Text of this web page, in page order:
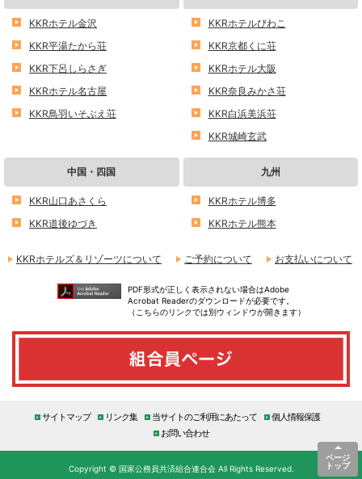
KKRホテル金沢
KKR平湯たから荘
KKR下呂しらさぎ
KKRホテル名古屋
KKR鳥羽いそぶえ荘
KKRホテルびわこ
KKR京都くに荘
KKRホテル大阪
KKR奈良みかさ荘
KKR白浜美浜荘
KKR城崎玄武
中国・四国
KKR山口あさくら
KKR道後ゆづき
九州
KKRホテル博多
KKRホテル熊本
KKRホテルズ＆リゾーツについて ご予約について お支払いについて
PDF形式が正しく表示されない場合はAdobe
Acrobat Readerのダウンロードが必要です。
（こちらのリンクでは別ウィンドウが開きます）
ページ
トップ
サイトマップ リンク集 当サイトのご利用にあたって
個人情報保護
お問い合わせ
Copyright © 国家公務員共済組合連合会 All Rights Reserved.